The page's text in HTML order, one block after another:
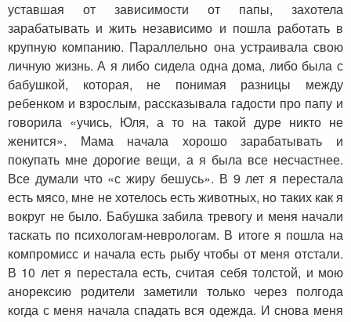
уставшая от зависимости от папы, захотела
зарабатывать и жить независимо и пошла работать в
крупную компанию. Параллельно она устраивала свою
личную жизнь. А я либо сидела одна дома, либо была с
бабушкой, которая, не понимая разницы между
ребенком и взрослым, рассказывала гадости про папу и
говорила «учись, Юля, а то на такой дуре никто не
женится». Мама начала хорошо зарабатывать и
покупать мне дорогие вещи, а я была все несчастнее.
Все думали что «с жиру бешусь». В 9 лет я перестала
есть мясо, мне не хотелось есть животных, но таких как я
вокруг не было. Бабушка забила тревогу и меня начали
таскать по психологам-неврологам. В итоге я пошла на
компромисс и начала есть рыбу чтобы от меня отстали.
В 10 лет я перестала есть, считая себя толстой, и мою
анорексию родители заметили только через полгода
когда с меня начала спадать вся одежда. И снова меня